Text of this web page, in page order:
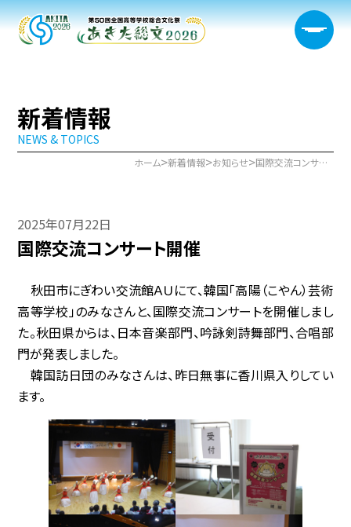
大会概要
生徒実行委員会
観光情報
資料ダウンロード
広報デザイン・デザインガイド
ホーム>新着情報>お知らせ> 国際交流コンサート開催
新着情報
NEWS & TOPICS
2025年07月22日
国際交流コンサート開催
秋田市にぎわい交流館ＡＵにて、韓国「高陽（こやん）芸術
高等学校」のみなさんと、国際交流コンサートを開催しまし
た。秋田県からは、日本音楽部門、吟詠剣詩舞部門、合唱部
門が発表しました。
韓国訪日団のみなさんは、昨日無事に香川県入りしてい
ます。